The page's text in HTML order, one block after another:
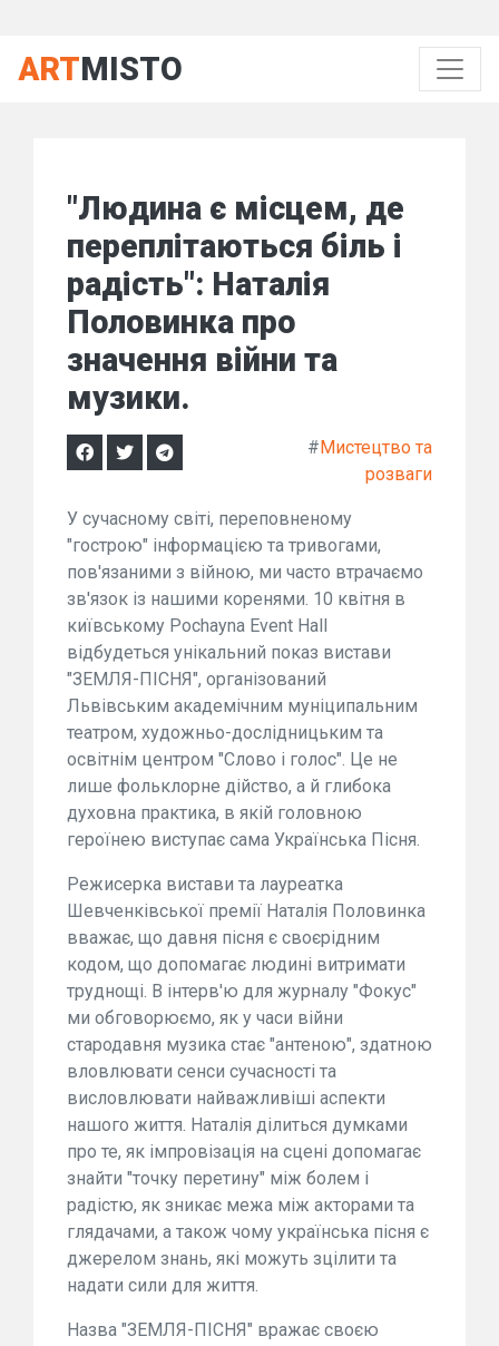
ARTMISTO
"Людина є місцем, де
переплітаються біль і
радість": Наталія
Половинка про
значення війни та
музики.
#Мистецтво та
розваги
У сучасному світі, переповненому
"гострою" інформацією та тривогами,
пов'язаними з війною, ми часто втрачаємо
зв'язок із нашими коренями. 10 квітня в
київському Pochayna Event Hall
відбудеться унікальний показ вистави
"ЗЕМЛЯ-ПІСНЯ", організований
Львівським академічним муніципальним
театром, художньо-дослідницьким та
освітнім центром "Слово і голос". Це не
лише фольклорне дійство, а й глибока
духовна практика, в якій головною
героїнею виступає сама Українська Пісня.
Режисерка вистави та лауреатка
Шевченківської премії Наталія Половинка
вважає, що давня пісня є своєрідним
кодом, що допомагає людині витримати
труднощі. В інтерв'ю для журналу "Фокус"
ми обговорюємо, як у часи війни
стародавня музика стає "антеною", здатною
вловлювати сенси сучасності та
висловлювати найважливіші аспекти
нашого життя. Наталія ділиться думками
про те, як імпровізація на сцені допомагає
знайти "точку перетину" між болем і
радістю, як зникає межа між акторами та
глядачами, а також чому українська пісня є
джерелом знань, які можуть зцілити та
надати сили для життя.
Назва "ЗЕМЛЯ-ПІСНЯ" вражає своєю